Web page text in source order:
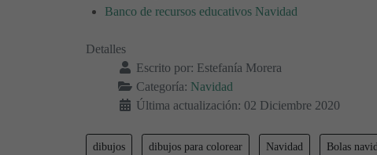
Banco de recursos educativos Navidad
Detalles
Escrito por: Estefanía Morera
Categoría: Navidad
Última actualización: 02 Diciembre 2020
dibujos dibujos para colorear Navidad Bolas